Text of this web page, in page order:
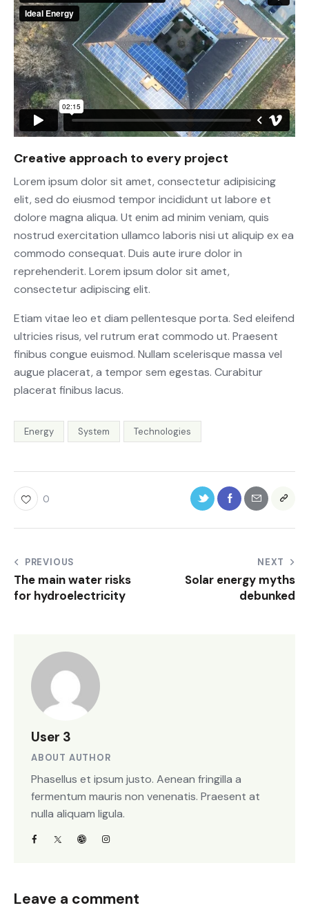
Creative approach to every project
Lorem ipsum dolor sit amet, consectetur adipisicing
elit, sed do eiusmod tempor incididunt ut labore et
dolore magna aliqua. Ut enim ad minim veniam, quis
nostrud exercitation ullamco laboris nisi ut aliquip ex ea
commodo consequat. Duis aute irure dolor in
reprehenderit. Lorem ipsum dolor sit amet,
consectetur adipiscing elit.
Etiam vitae leo et diam pellentesque porta. Sed eleifend
ultricies risus, vel rutrum erat commodo ut. Praesent
finibus congue euismod. Nullam scelerisque massa vel
augue placerat, a tempor sem egestas. Curabitur
placerat finibus lacus.
Energy System Technologies
0
PREVIOUS
The main water risks
for hydroelectricity
NEXT
Solar energy myths
debunked
User 3
ABOUT AUTHOR
Phasellus et ipsum justo. Aenean fringilla a
fermentum mauris non venenatis. Praesent at
nulla aliquam ligula.
Leave a comment